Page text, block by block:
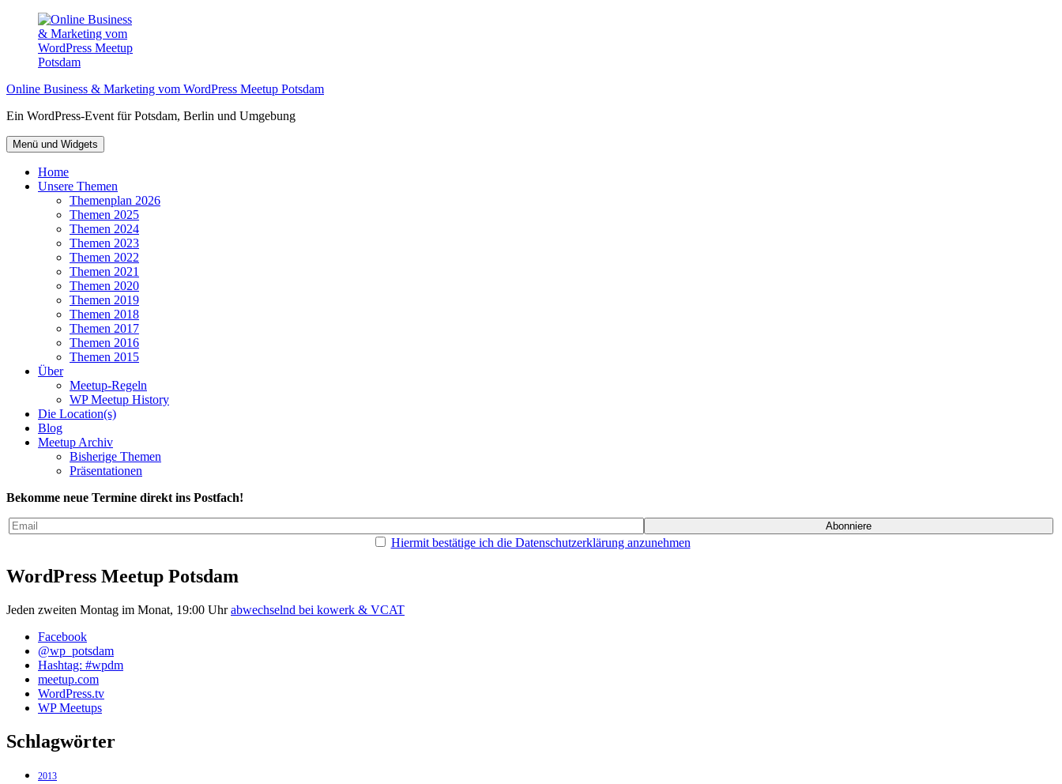
springen
Online Business & Marketing vom WordPress Meetup Potsdam
Ein WordPress-Event für Potsdam, Berlin und Umgebung
Menü und Widgets
Home
Unsere Themen
Themenplan 2026
Themen 2025
Themen 2024
Themen 2023
Themen 2022
Themen 2021
Themen 2020
Themen 2019
Themen 2018
Themen 2017
Themen 2016
Themen 2015
Über
Meetup-Regeln
WP Meetup History
Die Location(s)
Blog
Meetup Archiv
Bisherige Themen
Präsentationen
Bekomme neue Termine direkt ins Postfach!
Hiermit bestätige ich die Datenschutzerklärung anzunehmen
WordPress Meetup Potsdam
Jeden zweiten Montag im Monat, 19:00 Uhrabwechselnd bei kowerk & VCAT
Facebook
@wp_potsdam
Hashtag: #wpdm
meetup.com
WordPress.tv
WP Meetups
Schlagwörter
2013